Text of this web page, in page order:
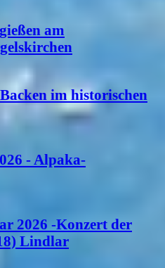
am
im historischen
- Alpaka-
2026 -Konzert der
Lindlar